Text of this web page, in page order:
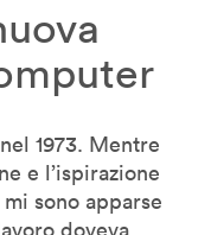
1973. Mentre
e l’ispirazione
sono apparse